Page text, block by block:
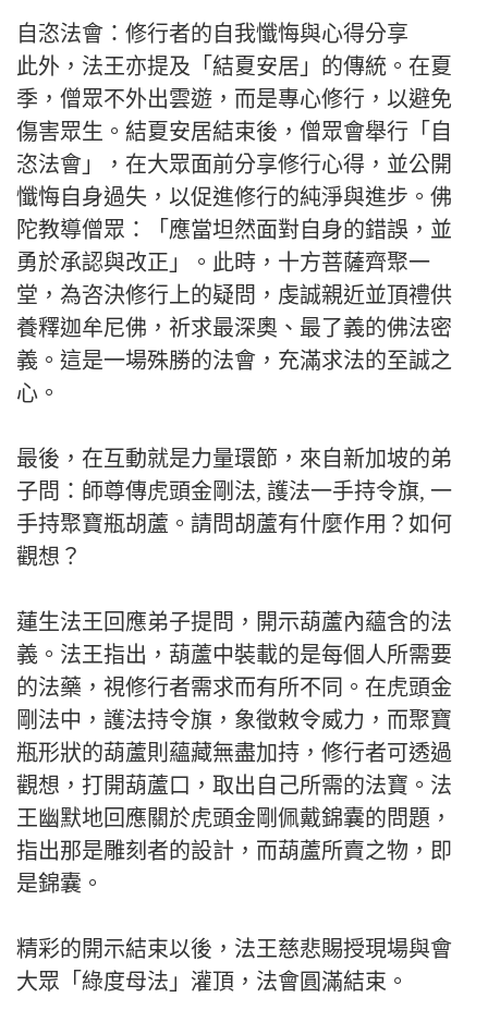
自恣法會：修行者的自我懺悔與心得分享
此外，法王亦提及「結夏安居」的傳統。在夏
季，僧眾不外出雲遊，而是專心修行，以避免
傷害眾生。結夏安居結束後，僧眾會舉行「自
恣法會」，在大眾面前分享修行心得，並公開
懺悔自身過失，以促進修行的純淨與進步。佛
陀教導僧眾：「應當坦然面對自身的錯誤，並
勇於承認與改正」。此時，十方菩薩齊聚一
堂，為咨決修行上的疑問，虔誠親近並頂禮供
養釋迦牟尼佛，祈求最深奧、最了義的佛法密
義。這是一場殊勝的法會，充滿求法的至誠之
心。
最後，在互動就是力量環節，來自新加坡的弟
子問：師尊傳虎頭金剛法, 護法一手持令旗, 一
手持聚寶瓶胡蘆。請問胡蘆有什麼作用？如何
觀想？
蓮生法王回應弟子提問，開示葫蘆內蘊含的法
義。法王指出，葫蘆中裝載的是每個人所需要
的法藥，視修行者需求而有所不同。在虎頭金
剛法中，護法持令旗，象徵敕令威力，而聚寶
瓶形狀的葫蘆則蘊藏無盡加持，修行者可透過
觀想，打開葫蘆口，取出自己所需的法寶。法
王幽默地回應關於虎頭金剛佩戴錦囊的問題，
指出那是雕刻者的設計，而葫蘆所賣之物，即
是錦囊。
精彩的開示結束以後，法王慈悲賜授現場與會
大眾「綠度母法」灌頂，法會圓滿結束。